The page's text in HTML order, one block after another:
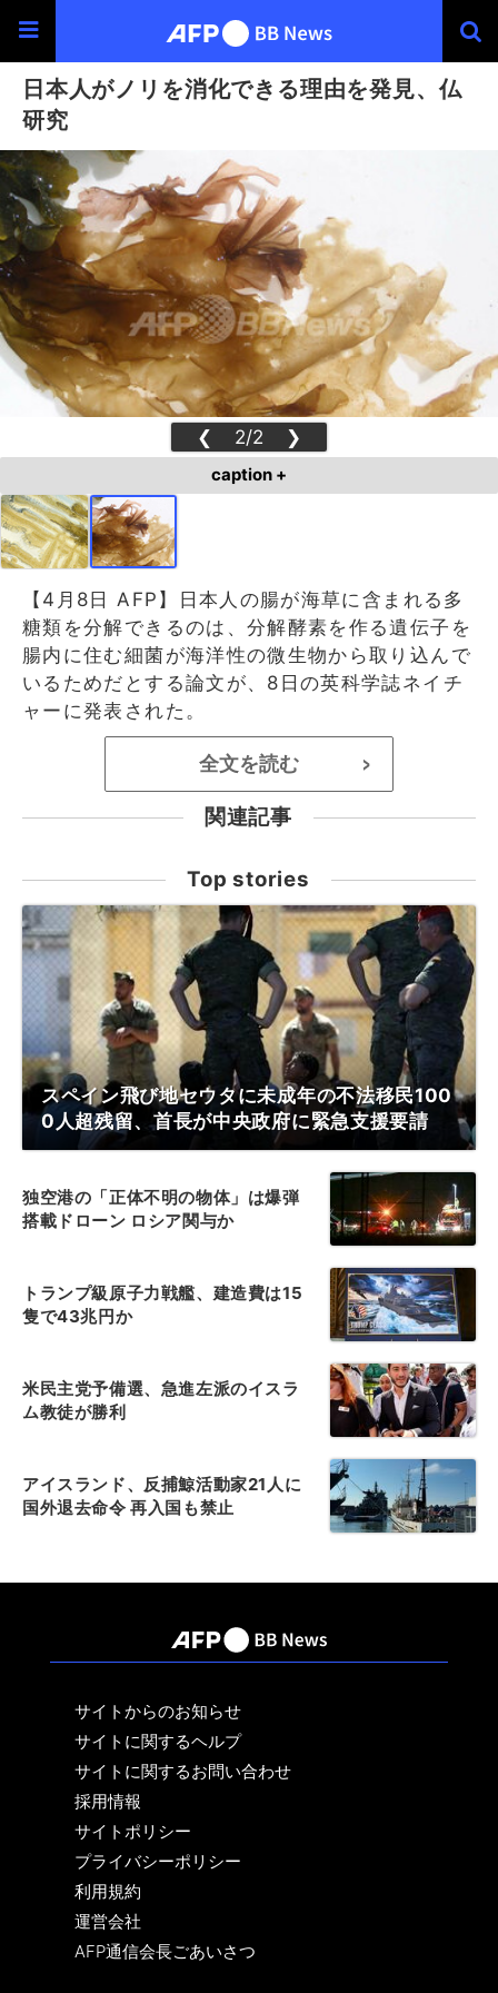
日本人がノリを消化できる理由を発見、仏
研究
❮ 2/2 ❯
caption +
【4月8日 AFP】日本人の腸が海草に含まれる多
糖類を分解できるのは、分解酵素を作る遺伝子を
腸内に住む細菌が海洋性の微生物から取り込んで
いるためだとする論文が、8日の英科学誌ネイチ
ャーに発表された。
全文を読む >
関連記事
Top stories
スペイン飛び地セウタに未成年の不法移民100
0人超残留、首長が中央政府に緊急支援要請
独空港の「正体不明の物体」は爆弾
搭載ドローン ロシア関与か
トランプ級原子力戦艦、建造費は15
隻で43兆円か
米民主党予備選、急進左派のイスラ
ム教徒が勝利
アイスランド、反捕鯨活動家21人に
国外退去命令 再入国も禁止
サイトからのお知らせ
サイトに関するヘルプ
サイトに関するお問い合わせ
採用情報
サイトポリシー
プライバシーポリシー
利用規約
運営会社
AFP通信会長ごあいさつ